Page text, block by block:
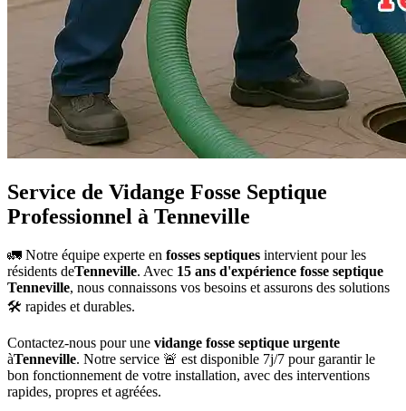
Service de Vidange Fosse Septique
Professionnel à Tenneville
🚛 Notre équipe experte en fosses septiques intervient pour les
résidents deTenneville. Avec 15 ans d'expérience fosse septique
Tenneville, nous connaissons vos besoins et assurons des solutions
🛠️ rapides et durables.
Contactez-nous pour une vidange fosse septique urgente
àTenneville. Notre service 🚨 est disponible 7j/7 pour garantir le
bon fonctionnement de votre installation, avec des interventions
rapides, propres et agréées.